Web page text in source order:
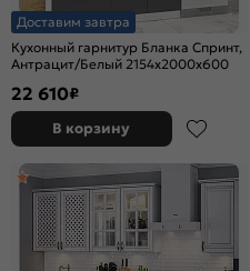
Доставим завтра
Кухонный гарнитур Бланка Спринт,
Антрацит/Белый 2154x2000x600
22 610₽
В корзину